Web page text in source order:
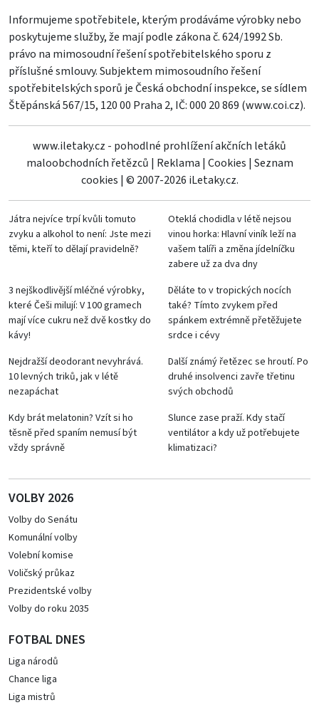
Informujeme spotřebitele, kterým prodáváme výrobky nebo
poskytujeme služby, že mají podle zákona č. 624/1992 Sb.
právo na mimosoudní řešení spotřebitelského sporu z
příslušné smlouvy. Subjektem mimosoudního řešení
spotřebitelských sporů je Česká obchodní inspekce, se sídlem
Štěpánská 567/15, 120 00 Praha 2, IČ: 000 20 869 (www.coi.cz).
www.iletaky.cz - pohodlné prohlížení akčních letáků
maloobchodních řetězců | Reklama | Cookies | Seznam
cookies | © 2007-2026 iLetaky.cz.
Játra nejvíce trpí kvůli tomuto
zvyku a alkohol to není: Jste mezi
těmi, kteří to dělají pravidelně?
Oteklá chodidla v létě nejsou
vinou horka: Hlavní viník leží na
vašem talíři a změna jídelníčku
zabere už za dva dny
3 nejškodlivější mléčné výrobky,
které Češi milují: V 100 gramech
mají více cukru než dvě kostky do
kávy!
Děláte to v tropických nocích
také? Tímto zvykem před
spánkem extrémně přetěžujete
srdce i cévy
Nejdražší deodorant nevyhrává.
10 levných triků, jak v létě
nezapáchat
Další známý řetězec se hroutí. Po
druhé insolvenci zavře třetinu
svých obchodů
Kdy brát melatonin? Vzít si ho
těsně před spaním nemusí být
vždy správně
Slunce zase praží. Kdy stačí
ventilátor a kdy už potřebujete
klimatizaci?
VOLBY 2026
Volby do Senátu
Komunální volby
Volební komise
Voličský průkaz
Prezidentské volby
Volby do roku 2035
FOTBAL DNES
Liga národů
Chance liga
Liga mistrů